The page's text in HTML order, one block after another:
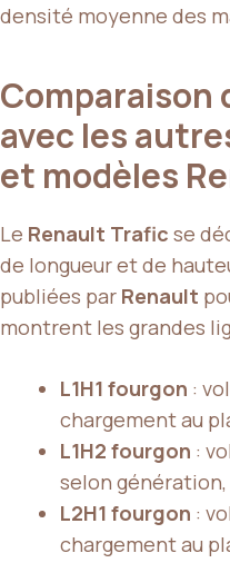
densité moyenne des
Comparaison
avec les
et modèles
Le Renault Trafic se
de longueur et de
publiées par Renault
montrent les grandes
L1H1 fourgon :
chargement au
L1H2 fourgon :
selon
L2H1 fourgon :
chargement au